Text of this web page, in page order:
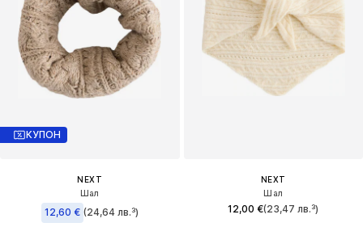
КУПОН
NEXT
Шал
12,60 € (24,64 лв.³)
NEXT
Шал
12,00 €(23,47 лв.³)